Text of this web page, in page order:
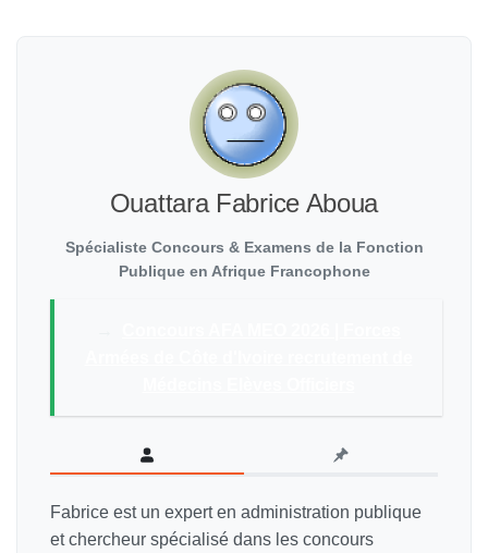
Ouattara Fabrice Aboua
Spécialiste Concours & Examens de la Fonction
Publique en Afrique Francophone
Fabrice est un expert en administration publique
et chercheur spécialisé dans les concours